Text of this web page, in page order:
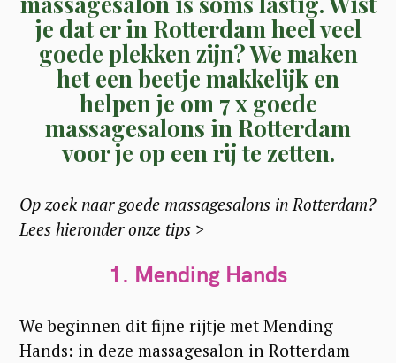
je dat er in Rotterdam heel veel
goede plekken zijn? We maken
het een beetje makkelijk en
helpen je om 7 x goede
massagesalons in Rotterdam
voor je op een rij te zetten.
Op zoek naar goede massagesalons in Rotterdam?
Lees hieronder onze tips >
1. Mending Hands
We beginnen dit fijne rijtje met Mending
Hands: in deze massagesalon in Rotterdam